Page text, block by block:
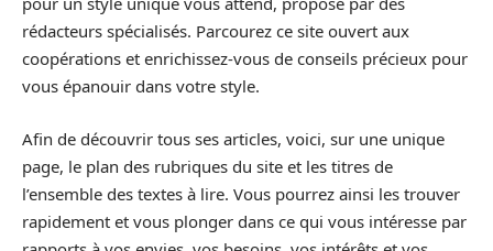
rédacteurs spécialisés. Parcourez ce site ouvert aux
coopérations et enrichissez-vous de conseils précieux pour
vous épanouir dans votre style.
Afin de découvrir tous ses articles, voici, sur une unique
page, le plan des rubriques du site et les titres de
l’ensemble des textes à lire. Vous pourrez ainsi les trouver
rapidement et vous plonger dans ce qui vous intéresse par